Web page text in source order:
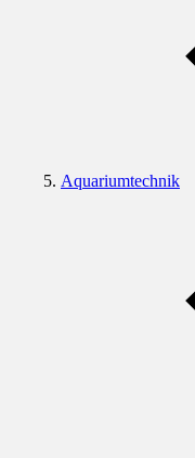
Aquariumtechnik